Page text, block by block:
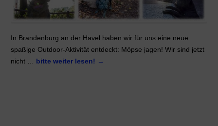
In Brandenburg an der Havel haben wir für uns eine neue
spaßige Outdoor-Aktivität entdeckt: Möpse jagen! Wir sind jetzt
nicht … bitte weiter lesen! →